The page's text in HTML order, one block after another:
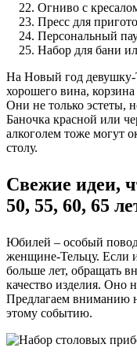
Огниво с
Пресс для
Персональный
Набор для бани
На Новый год девушку-
хорошего вина,
Они не только эстеты,
Баночка красной или
алкоголем тоже могут
столу.
Свежие идеи,
50, 55, 60, 65
Юбилей – особый
женщине-Тельцу. Если
больше лет, обращать
качество изделия. Оно
Предлагаем вниманию
этому событию.